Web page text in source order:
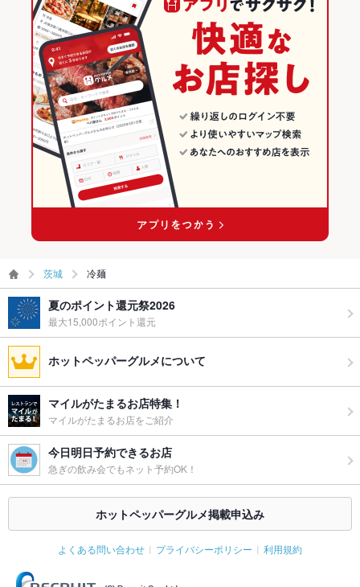
茨城 冷麺
夏のポイント還元祭2026
最大15,000ポイント還元
ホットペッパーグルメについて
マイルがたまるお店特集！
マイルがたまるお店をご紹介
今日明日予約できるお店
急ぎの飲み会でもネット予約OK！
ホットペッパーグルメ掲載申込み
よくある問い合わせ プライバシーポリシー 利用規約